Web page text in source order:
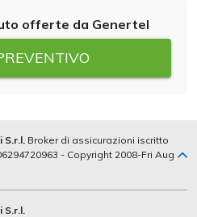
offerte da Genertel
S.r.l. Broker di assicurazioni iscritto
- Copyright 2008-Fri Aug
S.r.l.